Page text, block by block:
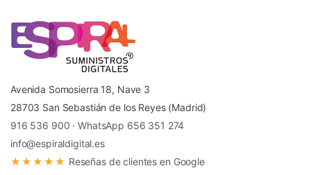
Avenida Somosierra 18, Nave 3
28703 San Sebastián de los Reyes (Madrid)
916 536 900 ·WhatsApp 656 351 274
info@espiraldigital.es
★★★★★ Reseñas de clientes en Google